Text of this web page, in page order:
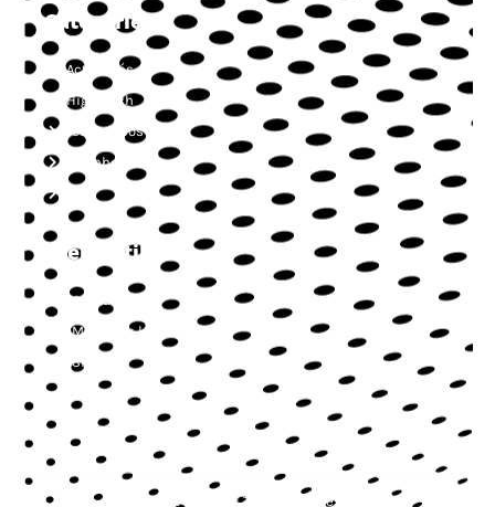
Catégories
Actualités
High-Tech
Jeux vidéos
Téléphonie
Liens Utiles
Contact
Mentions légales
Sitemap
Copyright © 2022 | Tous droits réservés.